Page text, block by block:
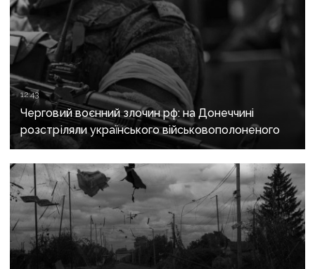
12:43
Черговий воєнний злочин рф: на Донеччині
розстріляли українського військовополоненого